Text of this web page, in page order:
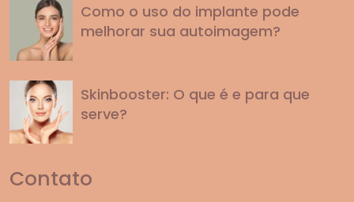
Como o uso do implante pode
melhorar sua autoimagem?
Skinbooster: O que é e para que
serve?
Contato